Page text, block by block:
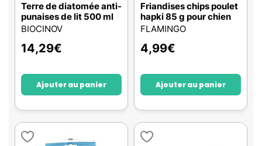
Terre de diatomée anti-
punaises de lit 500 ml
BIOCINOV
14,29€
Ajouter au panier
Friandises chips poulet
hapki 85 g pour chien
FLAMINGO
4,99€
Ajouter au panier